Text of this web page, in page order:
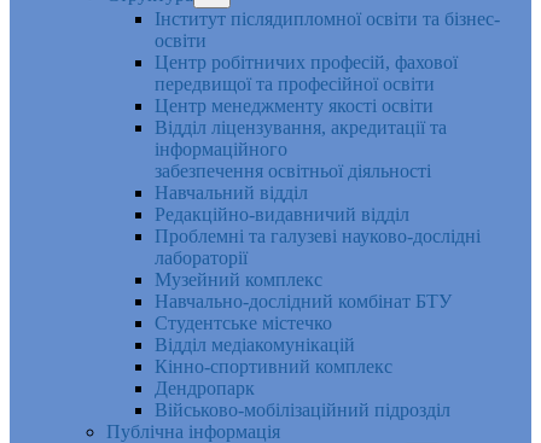
Інститут післядипломної освіти та бізнес-
освіти
Центр робітничих професій, фахової
передвищої та професійної освіти
Центр менеджменту якості освіти
Відділ ліцензування, акредитації та
інформаційного
забезпечення освітньої діяльності
Навчальний відділ
Редакційно-видавничий відділ
Проблемні та галузеві науково-дослідні
лабораторії
Музейний комплекс
Навчально-дослідний комбінат БТУ
Студентське містечко
Відділ медіакомунікацій
Кінно-спортивний комплекс
Дендропарк
Військово-мобілізаційний підрозділ
Публічна інформація